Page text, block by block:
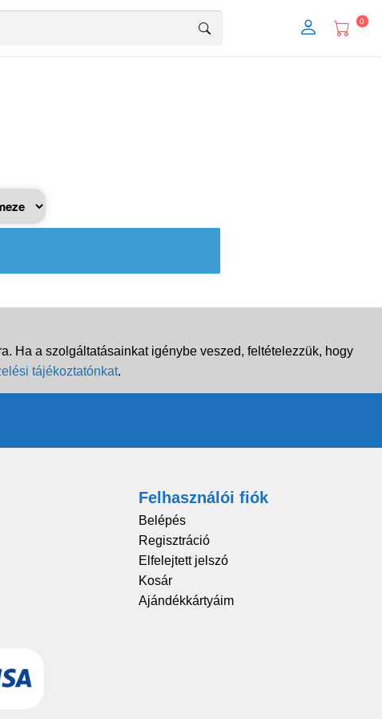
0
Ha a szolgáltatásainkat igénybe veszed, feltételezzük, hogy
tájékoztatónkat.
Felhasználói fiók
Belépés
Regisztráció
Elfelejtett jelszó
Kosár
Ajándékkártyáim